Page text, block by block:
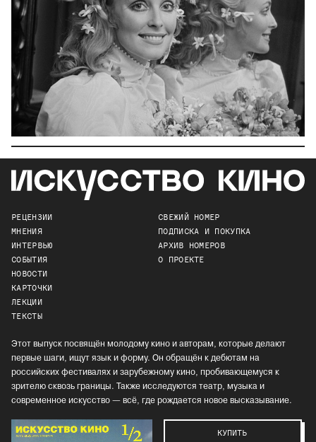
РЕЦЕНЗИИ
МНЕНИЯ
ИНТЕРВЬЮ
СОБЫТИЯ
НОВОСТИ
КАРТОЧКИ
ЛЕКЦИИ
ТЕКСТЫ
СВЕЖИЙ НОМЕР
ПОДПИСКА И ПОКУПКА
АРХИВ НОМЕРОВ
О ПРОЕКТЕ
Этот выпуск посвящён молодому кино и авторам, которые делают
первые шаги, ищут язык и форму. Он обращён к дебютам на
российских фестивалях и зарубежному кино, пробивающемуся к
зрителю сквозь границы. Также исследуются театр, музыка и
современное искусство — всё, где рождается новое высказывание.
КУПИТЬ